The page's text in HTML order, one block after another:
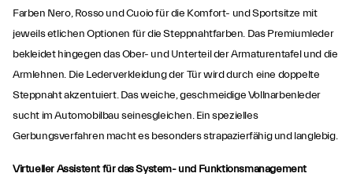
Farben Nero, Rosso und Cuoio für die Komfort- und Sportsitze mit
jeweils etlichen Optionen für die Steppnahtfarben. Das Premiumleder
bekleidet hingegen das Ober- und Unterteil der Armaturentafel und die
Armlehnen. Die Lederverkleidung der Tür wird durch eine doppelte
Steppnaht akzentuiert. Das weiche, geschmeidige Vollnarbenleder
sucht im Automobilbau seinesgleichen. Ein spezielles
Gerbungsverfahren macht es besonders strapazierfähig und langlebig.
Virtueller Assistent für das System- und Funktionsmanagement